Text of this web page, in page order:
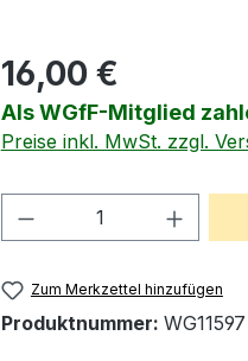
16,00 €
Als WGfF-Mitglied
Preise inkl. MwSt. zzgl.
Produkt Anzahl:
Zum Merkzettel hinzufügen
Produktnummer: WG11597